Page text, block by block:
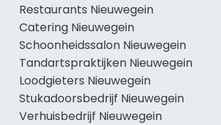
Restaurants Nieuwegein
Catering Nieuwegein
Schoonheidssalon Nieuwegein
Tandartspraktijken Nieuwegein
Loodgieters Nieuwegein
Stukadoorsbedrijf Nieuwegein
Verhuisbedrijf Nieuwegein